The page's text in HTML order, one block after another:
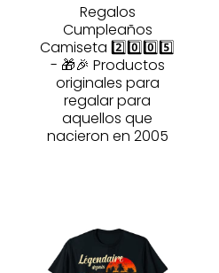
Regalos
Cumpleaños
Camiseta 2️⃣0️⃣0️⃣5️⃣
- 🎁🎉 Productos
originales para
regalar para
aquellos que
nacieron en 2005